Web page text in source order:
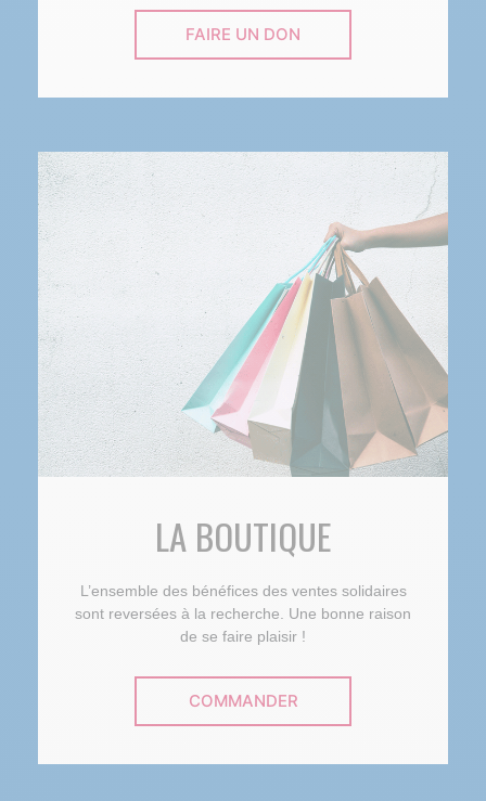
FAIRE UN DON
LA BOUTIQUE
L’ensemble des bénéfices des ventes solidaires
sont reversées à la recherche. Une bonne raison
de se faire plaisir !
COMMANDER